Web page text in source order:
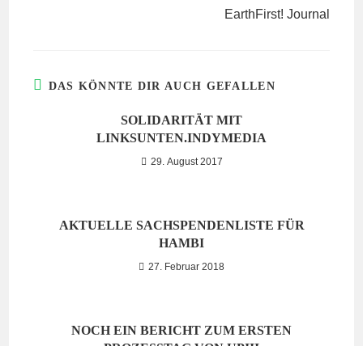
EarthFirst! Journal
DAS KÖNNTE DIR AUCH GEFALLEN
SOLIDARITÄT MIT
LINKSUNTEN.INDYMEDIA
29. August 2017
AKTUELLE SACHSPENDENLISTE FÜR
HAMBI
27. Februar 2018
NOCH EIN BERICHT ZUM ERSTEN